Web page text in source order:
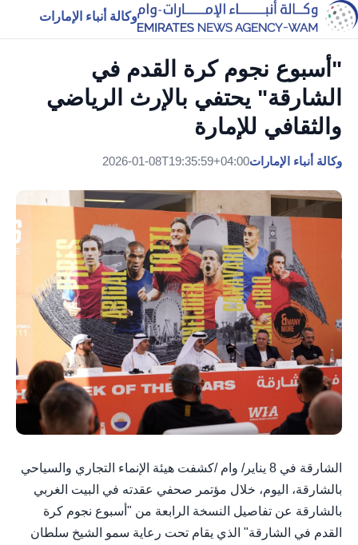
وكالة أنباء الإمارات
"أسبوع نجوم كرة القدم في
الشارقة" يحتفي بالإرث الرياضي
والثقافي للإمارة
وكالة أنباء الإمارات2026-01-08T19:35:59+04:00
الشارقة في 8 يناير/ وام /كشفت هيئة الإنماء التجاري والسياحي
بالشارقة، اليوم، خلال مؤتمر صحفي عقدته في البيت الغربي
بالشارقة عن تفاصيل النسخة الرابعة من "أسبوع نجوم كرة
القدم في الشارقة" الذي يقام تحت رعاية سمو الشيخ سلطان